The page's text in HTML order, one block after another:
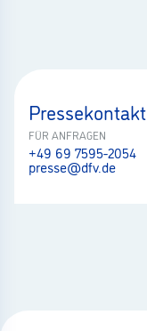
Pressekontakt
FÜR ANFRAGEN
+49 69 7595-2054
presse@dfv.de